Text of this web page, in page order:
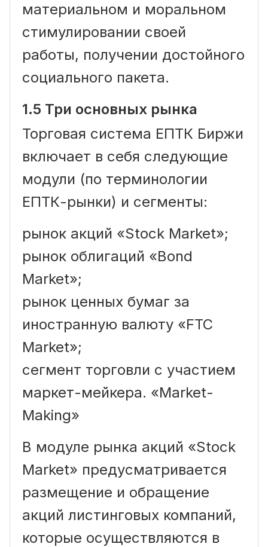
материальном и моральном
стимулировании своей
работы, получении достойного
социального пакета.
1.5 Три основных рынка
Торговая система ЕПТК Биржи
включает в себя следующие
модули (по терминологии
ЕПТК-рынки) и сегменты:
рынок акций «Stock Market»;
рынок облигаций «Bond
Market»;
рынок ценных бумаг за
иностранную валюту «FTC
Market»;
сегмент торговли с участием
маркет-мейкера. «Market-
Making»
В модуле рынка акций «Stock
Market» предусматривается
размещение и обращение
акций листинговых компаний,
которые осуществляются в